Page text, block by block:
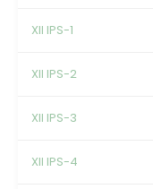
XII IPS-1
XII IPS-2
XII IPS-3
XII IPS-4